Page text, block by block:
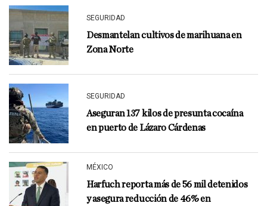
SEGURIDAD
Desmantelan cultivos de marihuana en
Zona Norte
SEGURIDAD
Aseguran 137 kilos de presunta cocaína
en puerto de Lázaro Cárdenas
MÉXICO
Harfuch reporta más de 56 mil detenidos
y asegura reducción de 46% en